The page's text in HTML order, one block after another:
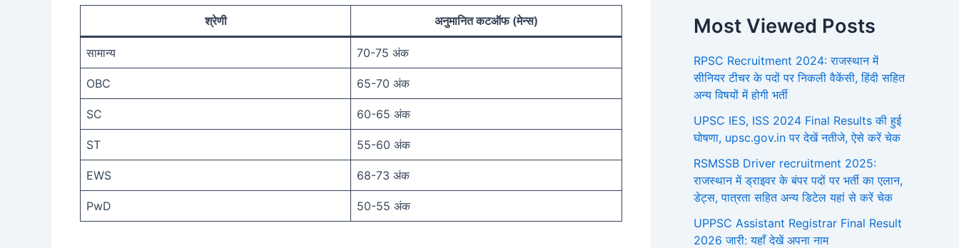
श्रेणी अनुमानित कटऑफ (मेन्स)
सामान्य 70-75 अंक
OBC 65-70 अंक
SC 60-65 अंक
ST 55-60 अंक
EWS 68-73 अंक
PwD 50-55 अंक
Most Viewed Posts
RPSC Recruitment 2024: राजस्थान में
सीनियर टीचर के पदों पर निकली वैकेंसी, हिंदी सहित
अन्य विषयों में होगी भर्ती
UPSC IES, ISS 2024 Final Results की हुई
घोषणा, upsc.gov.in पर देखें नतीजे, ऐसे करें चेक
RSMSSB Driver recruitment 2025:
राजस्थान में ड्राइवर के बंपर पदों पर भर्ती का एलान,
डेट्स, पात्रता सहित अन्य डिटेल यहां से करें चेक
UPPSC Assistant Registrar Final Result
2026 जारी: यहाँ देखें अपना नाम